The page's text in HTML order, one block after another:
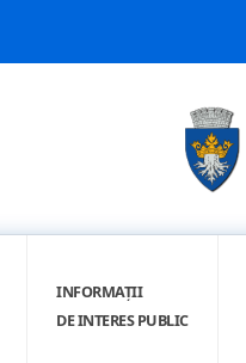
INFORMAȚII
DE INTERES PUBLIC